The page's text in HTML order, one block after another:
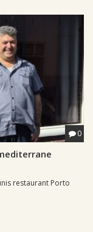
0
restaurant Porto